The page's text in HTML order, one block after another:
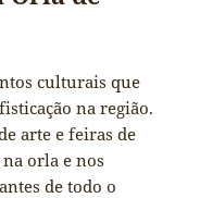
culturais que
na região.
arte e feiras de
orla e nos
de todo o